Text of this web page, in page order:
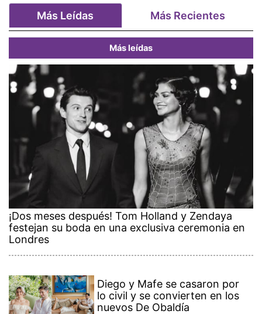
Más Leídas Más Recientes
Más leídas
¡Dos meses después! Tom Holland y Zendaya
festejan su boda en una exclusiva ceremonia en
Londres
Diego y Mafe se casaron por
lo civil y se convierten en los
nuevos De Obaldía